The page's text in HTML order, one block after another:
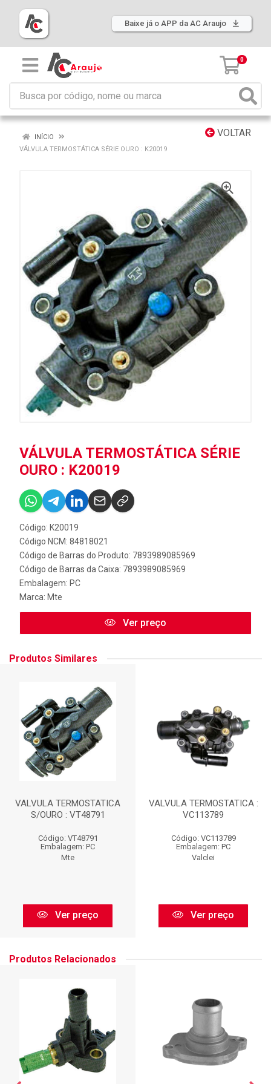
Baixe já o APP da AC Araujo
0
VOLTAR
INÍCIO
VÁLVULA TERMOSTÁTICA SÉRIE OURO : K20019
VÁLVULA TERMOSTÁTICA SÉRIE
OURO : K20019
Código: K20019
Código NCM: 84818021
Código de Barras do Produto: 7893989085969
Código de Barras da Caixa: 7893989085969
Embalagem: PC
Marca: Mte
Ver preço
Produtos Similares
VALVULA TERMOSTATICA
S/OURO : VT48791
Código: VT48791
Embalagem: PC
Mte
Ver preço
VALVULA TERMOSTATICA :
VC113789
Código: VC113789
Embalagem: PC
Valclei
Ver preço
Produtos Relacionados